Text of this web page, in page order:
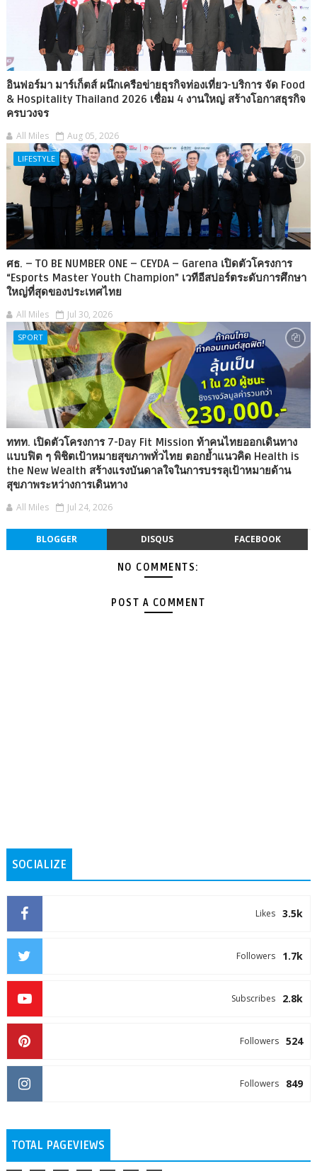
อินฟอร์มา มาร์เก็ตส์ ผนึกเครือข่ายธุรกิจท่องเที่ยว-บริการ จัด Food
& Hospitality Thailand 2026 เชื่อม 4 งานใหญ่ สร้างโอกาสธุรกิจ
ครบวงจร
All Miles Aug 05, 2026
LIFESTYLE
ศธ. – TO BE NUMBER ONE – CEYDA – Garena เปิดตัวโครงการ
“Esports Master Youth Champion” เวทีอีสปอร์ตระดับการศึกษา
ใหญ่ที่สุดของประเทศไทย
All Miles Jul 30, 2026
SPORT
ททท. เปิดตัวโครงการ 7-Day Fit Mission ท้าคนไทยออกเดินทาง
แบบฟิต ๆ พิชิตเป้าหมายสุขภาพทั่วไทย ตอกย้ำแนวคิด Health is
the New Wealth สร้างแรงบันดาลใจในการบรรลุเป้าหมายด้าน
สุขภาพระหว่างการเดินทาง
All Miles Jul 24, 2026
BLOGGER DISQUS FACEBOOK
NO COMMENTS:
POST A COMMENT
SOCIALIZE
3.5k
Likes
1.7k
Followers
2.8k
Subscribes
524
Followers
849
Followers
TOTAL PAGEVIEWS